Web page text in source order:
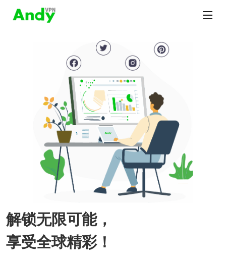
解锁无限可能，
享受全球精彩！